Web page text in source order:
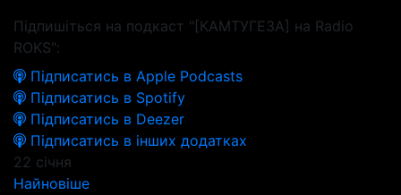
Підпишіться на подкаст "[КАМТУГЕЗА] на Radio
ROKS":
Підписатись в Apple Podcasts
Підписатись в Spotify
Підписатись в Deezer
Підписатись в інших додатках
22 січня
Найновіше